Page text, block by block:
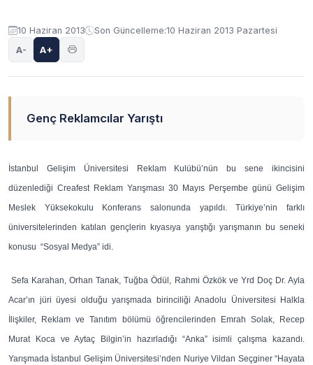
Akademik Takvim Burslar Taban Puanlar
10 Haziran 2013 Son Güncelleme:10 Haziran 2013 Pazartesi
A- A+
Genç Reklamcılar Yarıştı
İstanbul Gelişim Üniversitesi Reklam Kulübü’nün bu sene ikincisini
düzenlediği Creafest Reklam Yarışması 30 Mayıs Perşembe günü Gelişim
Meslek Yüksekokulu Konferans salonunda yapıldı. Türkiye’nin farklı
üniversitelerinden katılan gençlerin kıyasıya yarıştığı yarışmanın bu seneki
konusu “Sosyal Medya” idi.
Sefa Karahan, Orhan Tanak, Tuğba Ödül, Rahmi Özkök ve Yrd Doç Dr. Ayla
Acar’ın jüri üyesi olduğu yarışmada birinciliği Anadolu Üniversitesi Halkla
İlişkiler, Reklam ve Tanıtım bölümü öğrencilerinden Emrah Solak, Recep
Murat Koca ve Aytaç Bilgin’in hazırladığı “Anka” isimli çalışma kazandı.
Yarışmada İstanbul Gelişim Üniversitesi’nden Nuriye Vildan Seçginer “Hayata